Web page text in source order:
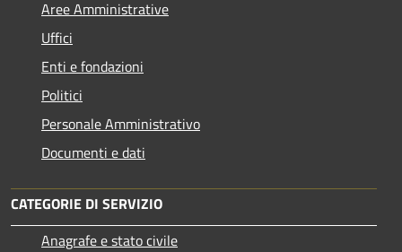
Aree Amministrative
Uffici
Enti e fondazioni
Politici
Personale Amministrativo
Documenti e dati
CATEGORIE DI SERVIZIO
Anagrafe e stato civile